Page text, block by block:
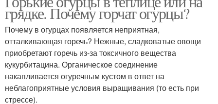
грядке. Почему горчат огурцы?
Почему в огурцах появляется неприятная,
отталкивающая горечь? Нежные, сладковатые овощи
приобретают горечь из-за токсичного вещества
кукурбитацина. Органическое соединение
накапливается огуречным кустом в ответ на
неблагоприятные условия выращивания (то есть при
стрессе).